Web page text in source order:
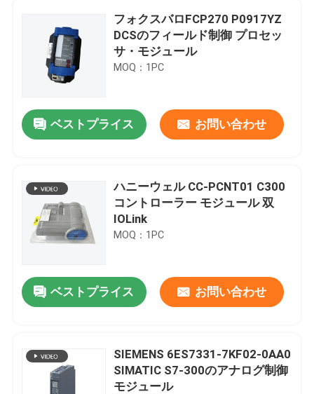
フォクスバロFCP270 P0917YZ
DCSのフィールド制御 プロセッ
サ・モジュール
MOQ：1PC
ベストプライス お問い合わせ
ハニーウェル CC-PCNT01 C300
コントローラー モジュール 双
IOLink
MOQ：1PC
ベストプライス お問い合わせ
SIEMENS 6ES7331-7KF02-0AA0
SIMATIC S7-300のアナログ制御
モジュール